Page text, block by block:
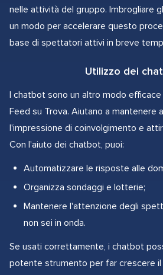
nelle attività del gruppo. Imbrogliare
un modo per accelerare questo
base di spettatori attivi in breve
Utilizzo dei
I chatbot sono un altro modo
Feed su Trova. Aiutano a mantenere
l'impressione di coinvolgimento e
Con l'aiuto dei chatbot, puoi:
Automatizzare le risposte alle
Organizza sondaggi e lotterie;
Mantenere l'attenzione degli
non sei in onda.
Se usati correttamente, i chatbot
potente strumento per far crescere il